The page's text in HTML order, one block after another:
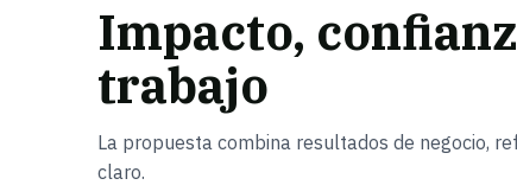
Impacto,
trabajo
La propuesta combina resultados de negocio,
claro.